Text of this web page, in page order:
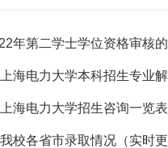
年第二学士学位资格审核
海电力大学本科招生专业
海电力大学招生咨询一览表
校各省市录取情况（实时更